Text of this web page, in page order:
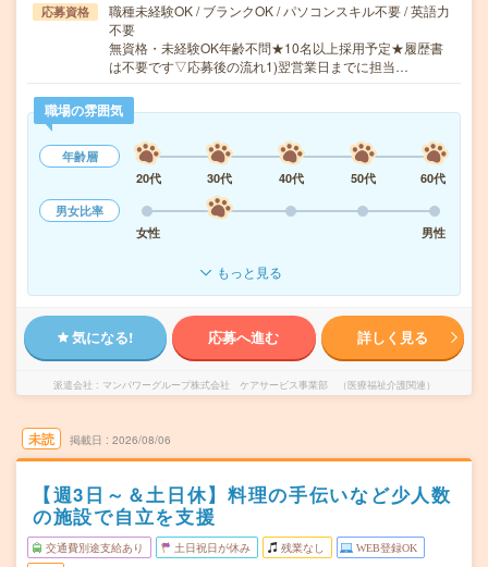
応募資格
職種未経験OK / ブランクOK / パソコンスキル不要 / 英語力
不要
無資格・未経験OK年齢不問★10名以上採用予定★履歴書
は不要です▽応募後の流れ1)翌営業日までに担当…
職場の雰囲気
年齢層
20代
30代 40代 50代
60代
男女比率
女性
男性
もっと見る
気になる! 応募へ進む 詳しく見る
派遣会社 マンパワーグループ株式会社 ケアサービス事業部 （医療福祉介護関連）
未読 掲載日 2026/08/06
【週3日～＆土日休】料理の手伝いなど少人数
の施設で自立を支援
交通費別途支給あり 土日祝日が休み 残業なし WEB登録OK